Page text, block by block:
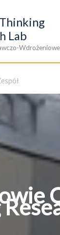
Lab
Wdrożeniowe